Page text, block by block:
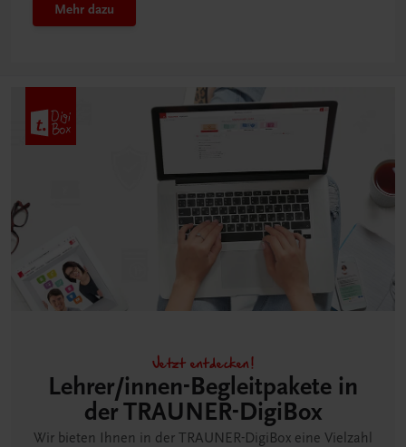
Mehr dazu
Jetzt entdecken!
Lehrer/innen-Begleitpakete in
der TRAUNER-DigiBox
Wir bieten Ihnen in der TRAUNER-DigiBox eine Vielzahl